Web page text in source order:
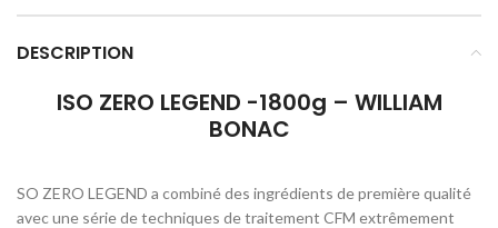
DESCRIPTION
ISO ZERO LEGEND -1800g – WILLIAM
BONAC
SO ZERO LEGEND a combiné des ingrédients de première qualité
avec une série de techniques de traitement CFM extrêmement